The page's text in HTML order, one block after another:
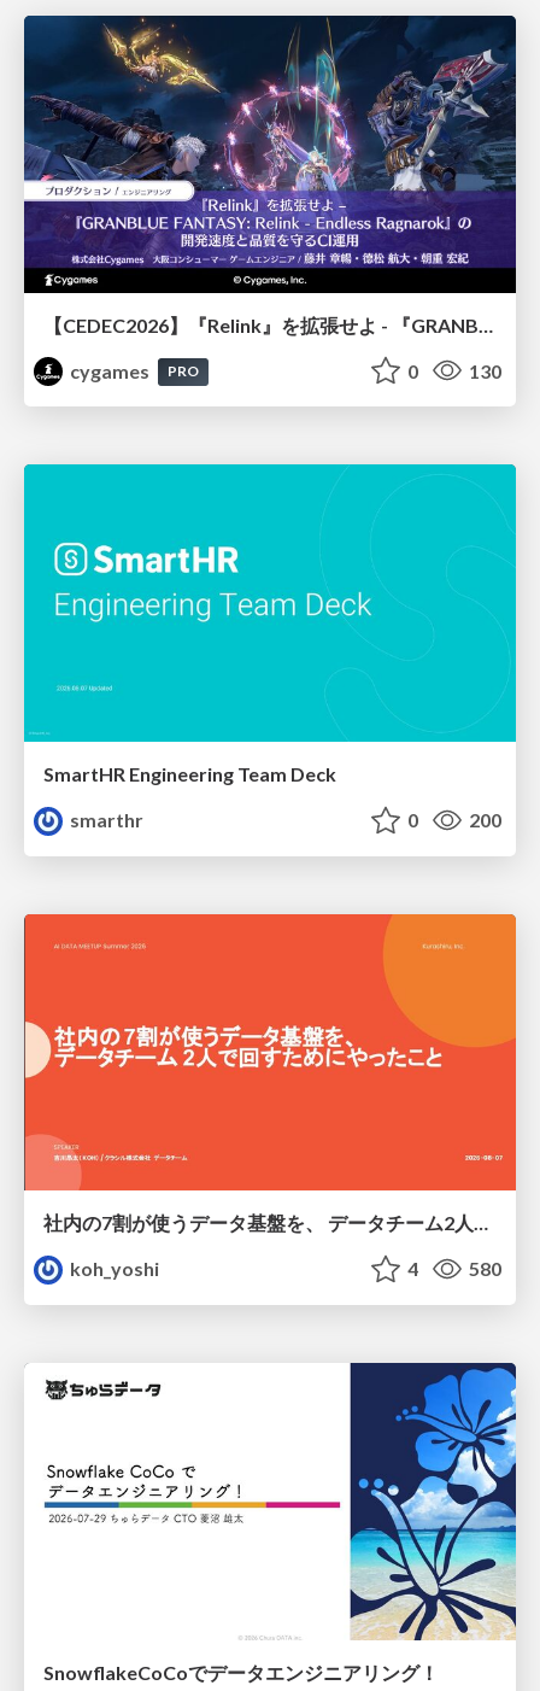
cygames
PRO 0 130
SmartHR Engineering Team Deck
smarthr
0 200
社内の7割が使うデータ基盤を、 データチーム2人で回すためにやったこと
koh_yoshi
4 580
SnowflakeCoCoでデータエンジニアリング！